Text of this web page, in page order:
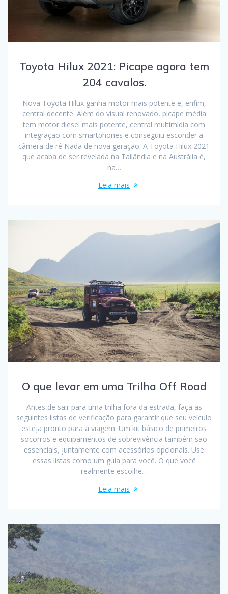
Toyota Hilux 2021: Picape agora tem
204 cavalos.
Nova Toyota Hilux ganha motor mais potente e, enfim,
central decente. Além do visual renovado, picape média
tem motor diesel mais potente, central multimídia com
integração com smartphones e conseguiu esconder a
câmera de ré Nada de nova geração. A Toyota Hilux 2021
que acaba de ser revelada na Tailândia e na Austrália é,
na…
Leia mais
O que levar em uma Trilha Off Road
Antes de sair para uma trilha fora da estrada, faça as
seguintes listas de verificação para garantir que seu veículo
esteja pronto para a viagem. Um kit básico de primeiros
socorros e equipamentos de sobrevivência também são
essenciais, juntamente com acessórios opcionais. Use
essas listas como um guia para você. O que você
realmente escolhe…
Leia mais